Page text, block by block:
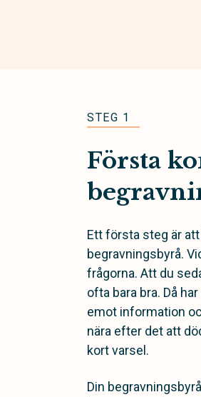
STEG 1
Första
Ett första steg är
begravningsbyrå.
frågorna. Att du
ofta bara bra. Då
emot information
nära efter det att
kort varsel.
Din